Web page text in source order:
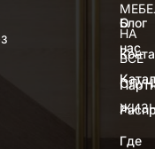
О
нас
Где
Блог
НА
ВСЕ